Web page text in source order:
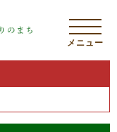
メニュー